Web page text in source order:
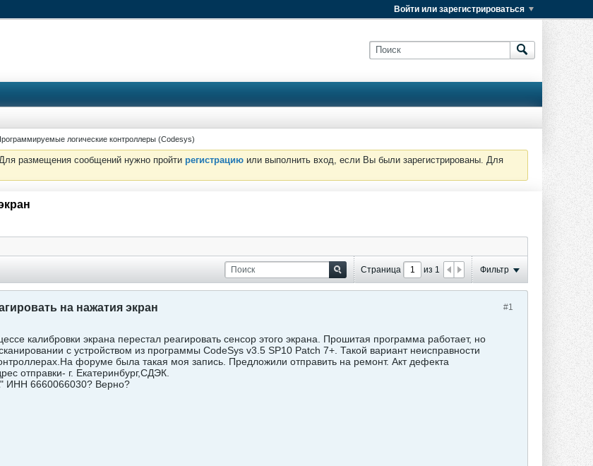
Войти или зарегистрироваться
логические контроллеры (Codesys)
размещения сообщений нужно пройти регистрацию или выполнить вход, если Вы были зарегистрированы. Для
Страница из 1 Фильтр
#1
на нажатия экран
калибровки экрана перестал реагировать сенсор этого экрана. Прошитая программа работает, но
с устройством из программы CodeSys v3.5 SP10 Patch 7+. Такой вариант неисправности
форуме была такая моя запись. Предложили отправить на ремонт. Акт дефекта
отправки- г. Екатеринбург,СДЭК.
ИНН 6660066030? Верно?